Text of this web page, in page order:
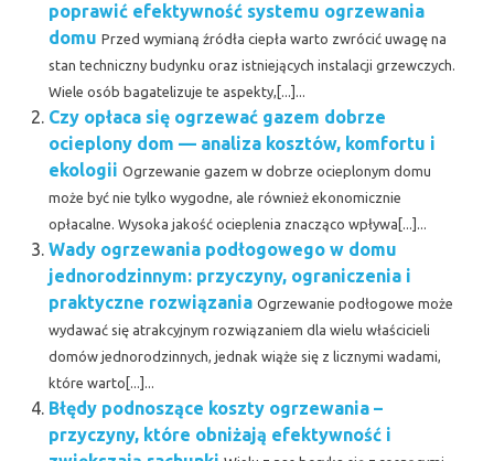
poprawić efektywność systemu ogrzewania
domu Przed wymianą źródła ciepła warto zwrócić uwagę na
stan techniczny budynku oraz istniejących instalacji grzewczych.
Wiele osób bagatelizuje te aspekty,[...]...
Czy opłaca się ogrzewać gazem dobrze
ocieplony dom — analiza kosztów, komfortu i
ekologii Ogrzewanie gazem w dobrze ocieplonym domu
może być nie tylko wygodne, ale również ekonomicznie
opłacalne. Wysoka jakość ocieplenia znacząco wpływa[...]...
Wady ogrzewania podłogowego w domu
jednorodzinnym: przyczyny, ograniczenia i
praktyczne rozwiązania Ogrzewanie podłogowe może
wydawać się atrakcyjnym rozwiązaniem dla wielu właścicieli
domów jednorodzinnych, jednak wiąże się z licznymi wadami,
które warto[...]...
Błędy podnoszące koszty ogrzewania –
przyczyny, które obniżają efektywność i